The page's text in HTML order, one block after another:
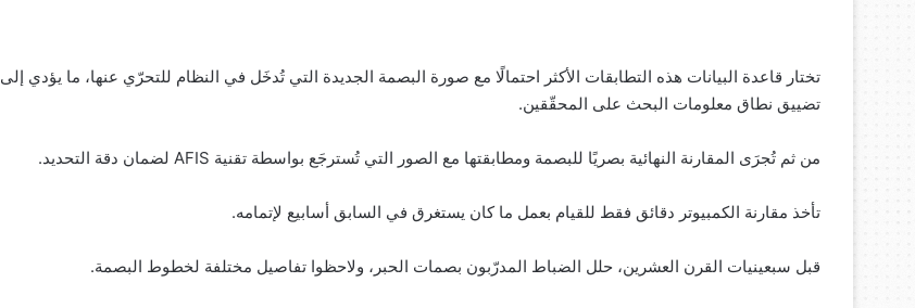
تختار قاعدة البيانات هذه التطابقات الأكثر احتمالًا مع صورة البصمة الجديدة التي تُدخَل في النظام للتحرّي عنها، ما يؤدي إلى
تضييق نطاق معلومات البحث على المحقّقين.
من ثم تُجرَى المقارنة النهائية بصريًا للبصمة ومطابقتها مع الصور التي تُسترجَع بواسطة تقنية AFIS لضمان دقة التحديد.
تأخذ مقارنة الكمبيوتر دقائق فقط للقيام بعمل ما كان يستغرق في السابق أسابيع لإتمامه.
قبل سبعينيات القرن العشرين، حلل الضباط المدرّبون بصمات الحبر، ولاحظوا تفاصيل مختلفة لخطوط البصمة.